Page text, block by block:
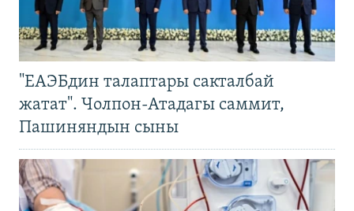
"ЕАЭБдин талаптары сакталбай
жатат". Чолпон-Атадагы саммит,
Пашиняндын сыны